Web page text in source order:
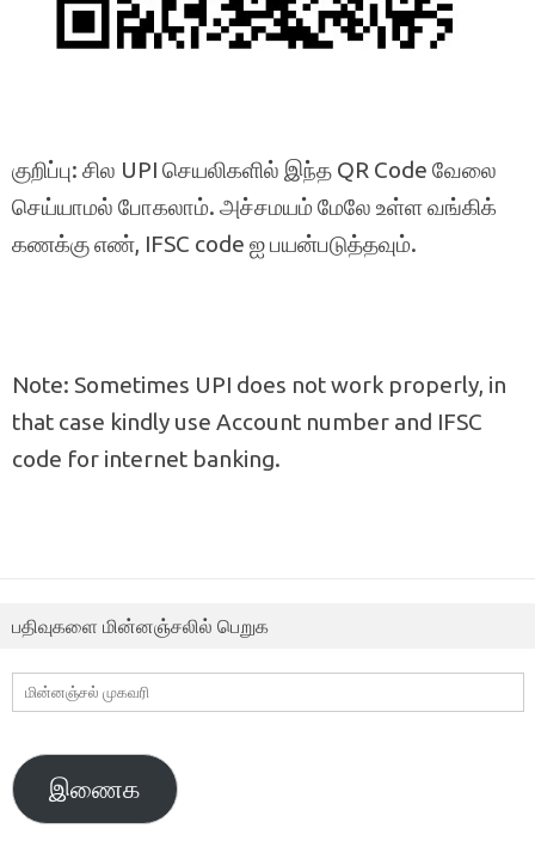
குறிப்பு: சில UPI செயலிகளில் இந்த QR Code வேலை
செய்யாமல் போகலாம். அச்சமயம் மேலே உள்ள வங்கிக்
கணக்கு எண், IFSC code ஐ பயன்படுத்தவும்.
Note: Sometimes UPI does not work properly, in
that case kindly use Account number and IFSC
code for internet banking.
பதிவுகளை மின்னஞ்சலில் பெறுக
மின்னஞ்சல்
முகவரி
இணைக